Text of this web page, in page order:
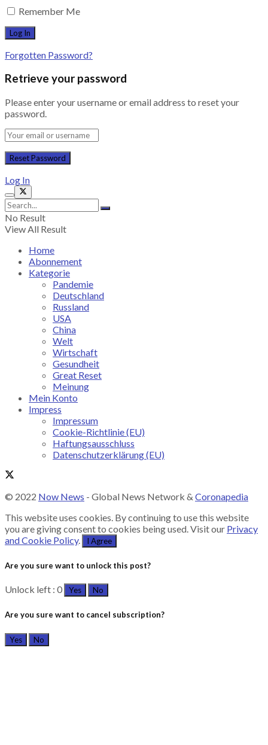
Remember Me
Forgotten Password?
Retrieve your password
Please enter your username or email address to reset your
password.
Log In
No Result
View All Result
Home
Abonnement
Kategorie
Pandemie
Deutschland
Russland
USA
China
Welt
Wirtschaft
Gesundheit
Great Reset
Meinung
Mein Konto
Impress
Impressum
Cookie-Richtlinie (EU)
Haftungsausschluss
Datenschutzerklärung (EU)
© 2022 Now News - Global News Network & Coronapedia
This website uses cookies. By continuing to use this website
you are giving consent to cookies being used. Visit our Privacy
and Cookie Policy. I Agree
Are you sure want to unlock this post?
Unlock left : 0 Yes No
Are you sure want to cancel subscription?
Yes No